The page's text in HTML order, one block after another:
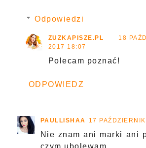
Odpowiedzi
ZUZKAPISZE.PL
18
2017 18:07
Polecam poznać!
ODPOWIEDZ
PAULLISHAA 17
Nie znam ani marki ani
czym ubolewam.